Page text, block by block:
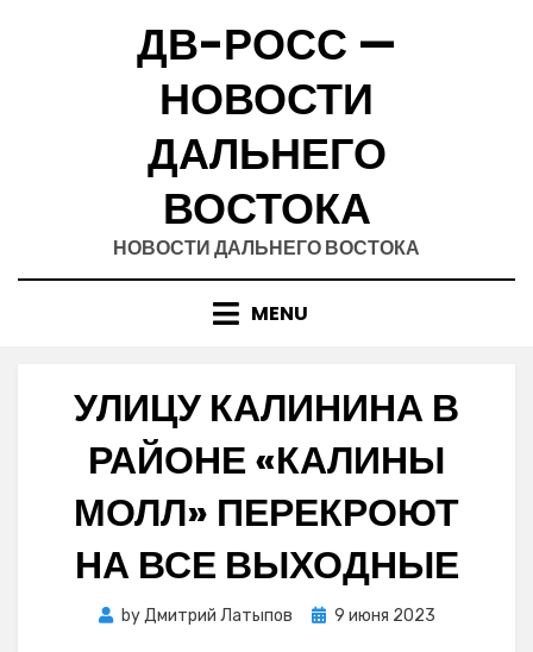
ДВ-РОСС —
НОВОСТИ
ДАЛЬНЕГО
ВОСТОКА
НОВОСТИ ДАЛЬНЕГО ВОСТОКА
MENU
УЛИЦУ КАЛИНИНА В
РАЙОНЕ «КАЛИНЫ
МОЛЛ» ПЕРЕКРОЮТ
НА ВСЕ ВЫХОДНЫЕ
byДмитрий Латыпов
Posted
9 июня 2023